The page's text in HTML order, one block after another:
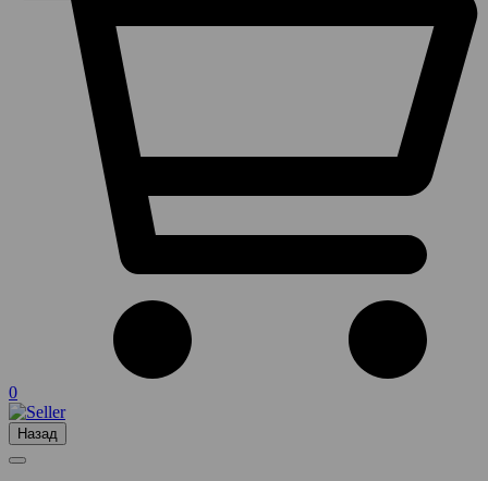
0
Назад